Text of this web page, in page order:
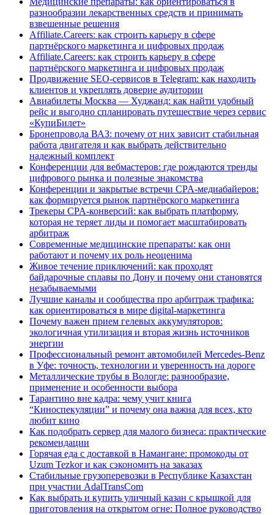
разнообразии лекарственных средств и принимать
взвешенные решения
Affiliate.Careers: как строить карьеру в сфере
партнёрского маркетинга и цифровых продаж
Affiliate.Careers: как строить карьеру в сфере
партнёрского маркетинга и цифровых продаж
Продвижение SEO-сервисов в Telegram: как находить
клиентов и укреплять доверие аудитории
Авиабилеты Москва — Худжанд: как найти удобный
рейс и выгодно спланировать путешествие через сервис
«КупиБилет»
Бронепровода ВАЗ: почему от них зависит стабильная
работа двигателя и как выбрать действительно
надежный комплект
Конференции для вебмастеров: где рождаются тренды
цифрового рынка и полезные знакомства
Конференции и закрытые встречи CPA-медиабайеров:
как формируется рынок партнёрского маркетинга
Трекеры CPA-конверсий: как выбрать платформу,
которая не теряет лиды и помогает масштабировать
арбитраж
Современные медицинские препараты: как они
работают и почему их роль неоценима
Живое течение приключений: как проходят
байдарочные сплавы по Дону и почему они становятся
незабываемыми
Лучшие каналы и сообщества про арбитраж трафика:
как ориентироваться в мире digital-маркетинга
Почему важен прием гелевых аккумуляторов:
экологичная утилизация и вторая жизнь источников
энергии
Профессиональный ремонт автомобилей Mercedes-Benz
в Уфе: точность, технологии и уверенность на дороге
Металлические трубы в Вологде: разнообразие,
применение и особенности выбора
Тарантино вне кадра: чему учит книга
“Киноспекуляции” и почему она важна для всех, кто
любит кино
Как подобрать сервер для малого бизнеса: практические
рекомендации
Горячая еда с доставкой в Намангане: промокоды от
Uzum Tezkor и как сэкономить на заказах
Стабильные грузоперевозки в Республике Казахстан
при участии AdalTransCom
Как выбрать и купить уличный казан с крышкой для
приготовления на открытом огне: Полное руководство